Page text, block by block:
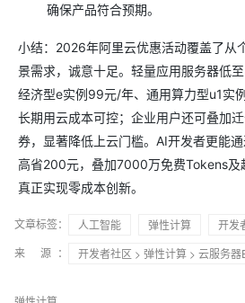
确保产品符合预期。
小结：2026年阿里云优惠活动覆盖了从
景需求，诚意十足。轻量应用服务器低
经济型e实例99元/年、通用算力型u1实
长期用云成本可控；企业用户还可叠加
券，显著降低上云门槛。AI开发者更能
高省200元，叠加7000万免费Tokens及
真正实现零成本创新。
文章标签： 人工智能 弹性计算 开发
来 源：
开发者社区 > 弹性计算 > 云服务器